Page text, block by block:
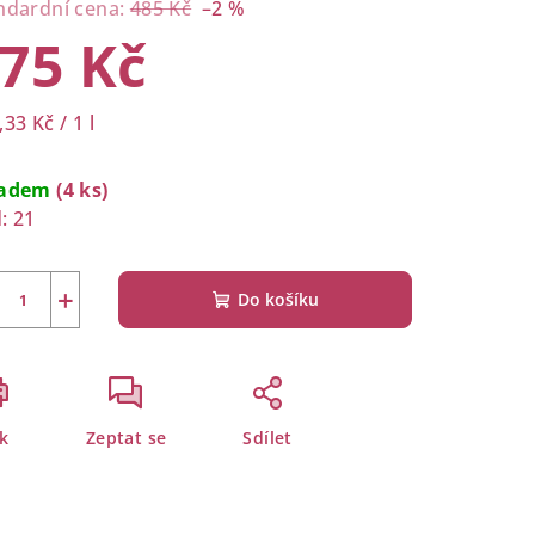
cena: 485 Kč –2 %
Kč
Kč / 1 l
(4 ks)
21
+ Do košíku
Zeptat se Sdílet